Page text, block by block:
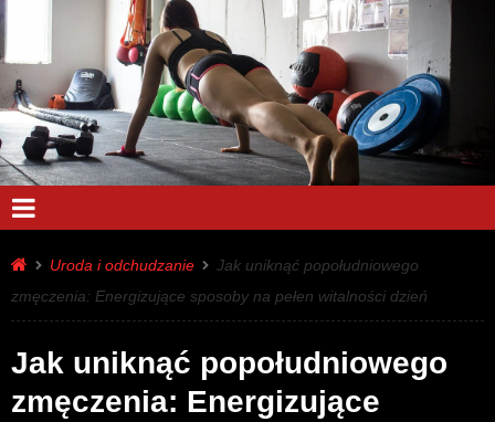
Uroda i odchudzanie
Jak uniknąć popołudniowego
zmęczenia: Energizujące sposoby na pełen witalności dzień
Jak uniknąć popołudniowego
zmęczenia: Energizujące